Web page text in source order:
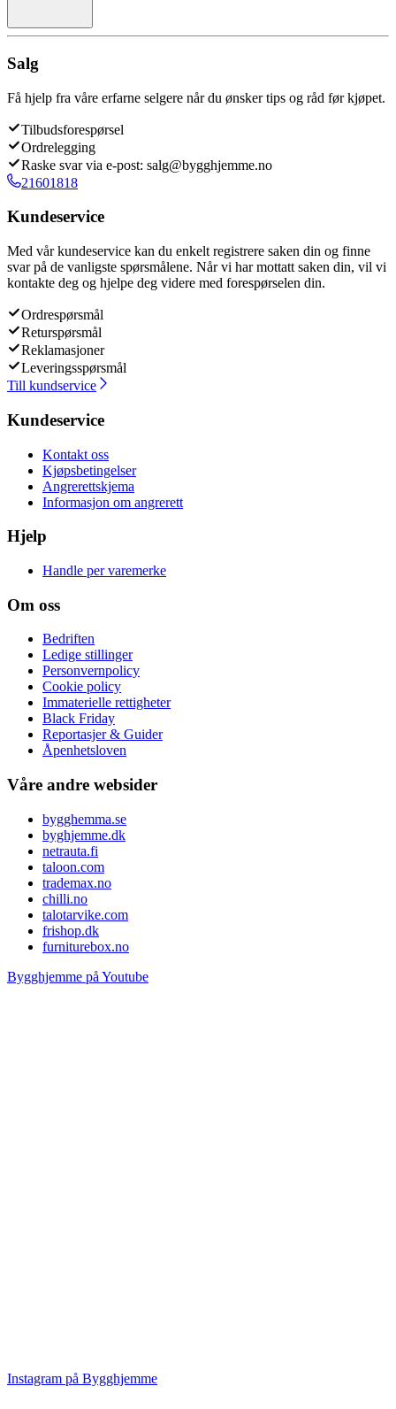
Salg
Få hjelp fra våre erfarne selgere når du ønsker tips og råd før kjøpet.
Tilbudsforespørsel
Ordrelegging
Raske svar via e-post: salg@bygghjemme.no
21601818
Kundeservice
Med vår kundeservice kan du enkelt registrere saken din og finne
svar på de vanligste spørsmålene. Når vi har mottatt saken din, vil vi
kontakte deg og hjelpe deg videre med forespørselen din.
Ordrespørsmål
Returspørsmål
Reklamasjoner
Leveringsspørsmål
Till kundservice
Kundeservice
Kontakt oss
Kjøpsbetingelser
Angrerettskjema
Informasjon om angrerett
Hjelp
Handle per varemerke
Om oss
Bedriften
Ledige stillinger
Personvernpolicy
Cookie policy
Immaterielle rettigheter
Black Friday
Reportasjer & Guider
Åpenhetsloven
Våre andre websider
bygghemma.se
byghjemme.dk
netrauta.fi
taloon.com
trademax.no
chilli.no
talotarvike.com
frishop.dk
furniturebox.no
Bygghjemme på Youtube
Instagram på Bygghjemme